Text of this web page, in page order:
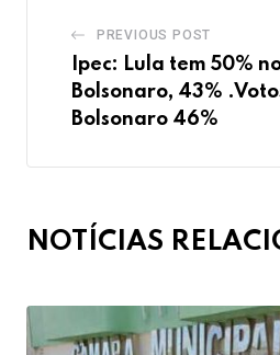
PREVIOUS POST
Ipec: Lula tem 50%
Bolsonaro, 43%
Bolsonaro 46%
NOTÍCIAS